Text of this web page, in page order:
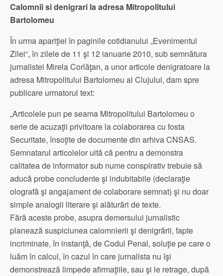
Calomnii si denigrari la adresa Mitropolitului
Bartolomeu
În urma apariţiei în paginile cotidianului „Evenimentul
Zilei“, în zilele de 11 şi 12 ianuarie 2010, sub semnătura
jurnalistei Mirela Corlăţan, a unor articole denigratoare la
adresa Mitropolitului Bartolomeu al Clujului, dam spre
publicare urmatorul text:
„Articolele pun pe seama Mitropolitului Bartolomeu o
serie de acuzaţii privitoare la colaborarea cu fosta
Securitate, însoţite de documente din arhiva CNSAS.
Semnatarul articolelor uită că pentru a demonstra
calitatea de informator sub nume conspirativ trebuie să
aducă probe concludente şi indubitabile (declaraţie
olografă şi angajament de colaborare semnat) şi nu doar
simple analogii literare şi alăturări de texte.
Fără aceste probe, asupra demersului jurnalistic
planează suspiciunea calomnierii şi denigrării, fapte
incriminate, în instanţă, de Codul Penal, soluţie pe care o
luăm în calcul, în cazul în care jurnalista nu îşi
demonstrează limpede afirmaţiile, sau şi le retrage, după